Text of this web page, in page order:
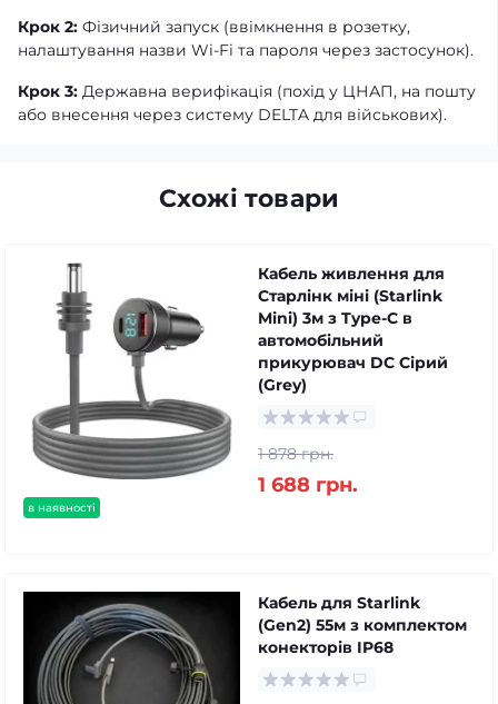
Крок 2: Фізичний запуск (ввімкнення в розетку,
налаштування назви Wi-Fi та пароля через застосунок).
Крок 3: Державна верифікація (похід у ЦНАП, на пошту
або внесення через систему DELTA для військових).
Схожі товари
в наявності
Кабель живлення для
Старлінк міні (Starlink
Mini) 3м з Type-C в
автомобільний
прикурювач DC Сірий
(Grey)
1 878 грн.
1 688 грн.
Кабель для Starlink
(Gen2) 55м з комплектом
конекторів IP68